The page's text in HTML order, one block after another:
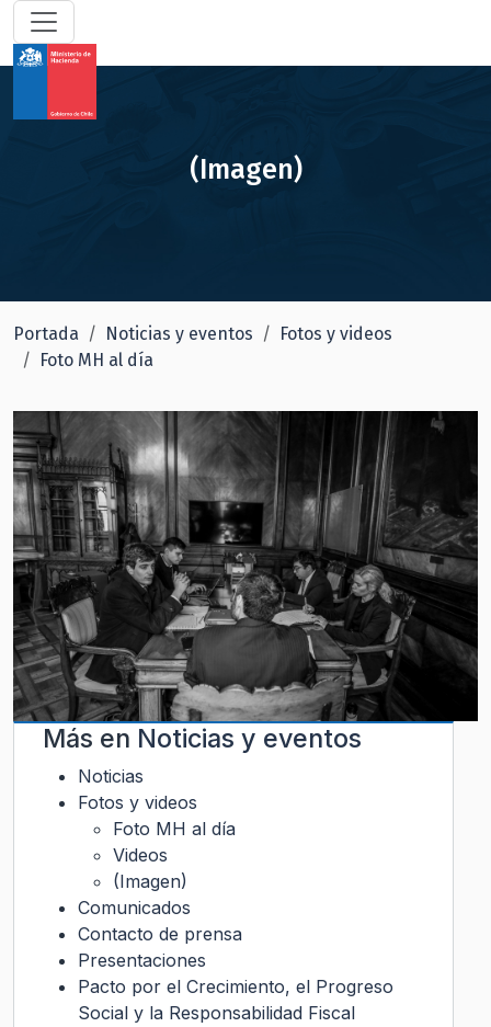
(Imagen)
Portada Noticias y eventos
Fotos y videos
Foto MH al día
Más en Noticias y eventos
Noticias
Fotos y videos
Foto MH al día
Videos
(Imagen)
Comunicados
Contacto de prensa
Presentaciones
Pacto por el Crecimiento, el Progreso
Social y la Responsabilidad Fiscal